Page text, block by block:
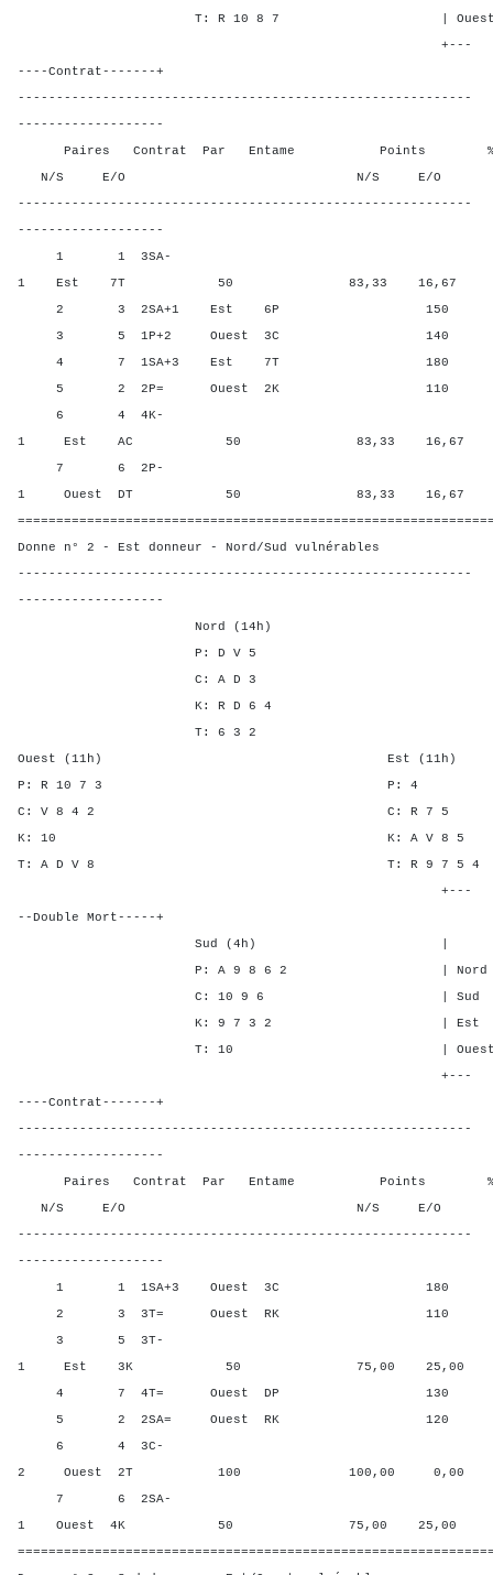
T: R 10 8 7 | Ouest 2
+---
----Contrat-------+
-----------------------------------------------------------
-------------------
Paires Contrat Par Entame Points %
N/S E/O N/S E/O N/
-----------------------------------------------------------
-------------------
1 1 3SA-
1 Est 7T 50 83,33 16,67
2 3 2SA+1 Est 6P 150
3 5 1P+2 Ouest 3C 140
4 7 1SA+3 Est 7T 180 0,00
5 2 2P= Ouest 2K 110
6 4 4K-
1 Est AC 50 83,33 16,67
7 6 2P-
1 Ouest DT 50 83,33 16,67
Donne n° 2 - Est donneur - Nord/Sud vulnérables
-----------------------------------------------------------
-------------------
Nord (14h)
P: D V 5
C: A D 3
K: R D 6 4
T: 6 3 2
Ouest (11h) Est (11h)
P: R 10 7 3
C: V 8 4 2 C: R
K: 10 K: A V
T: A D V 8 T: R 9 7
+---
--Double Mort-----+
Sud (4h) | SA P C
P: A 9 8 6 2 | Nord -
C: 10 9 6 | Sud - 1
K: 9 7 3 2 | Est 2 -
T: 10 | Ouest 2 -
+---
----Contrat-------+
-----------------------------------------------------------
-------------------
Paires Contrat Par Entame Points %
N/S E/O N/S E/O N/
-----------------------------------------------------------
-------------------
1 1 1SA+3 Ouest 3C 180
2 3 3T= Ouest RK 110
3 5 3T-
1 Est 3K 50 75,00 25,00
4 7 4T= Ouest DP 130
5 2 2SA= Ouest RK 120
6 4 3C-
2 Ouest 2T 100 100,00 0,00
7 6 2SA-
1 Ouest 4K 50 75,00 25,00